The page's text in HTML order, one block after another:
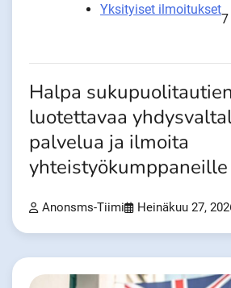
Yksityiset ilmoitukset
7
Halpa
luotettavaa
palvelua ja ilmoita
yhteistyökumppaneille
Anonsms-Tiimi Heinäkuu 27,